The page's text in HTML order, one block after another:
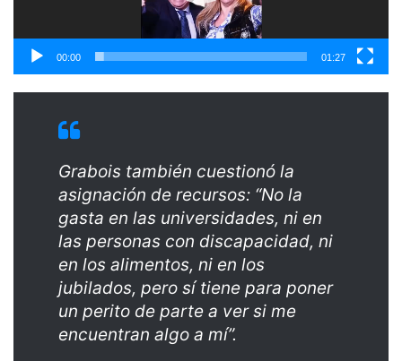
00:00 01:27
Grabois también cuestionó la
asignación de recursos: “No la
gasta en las universidades, ni en
las personas con discapacidad, ni
en los alimentos, ni en los
jubilados, pero sí tiene para poner
un perito de parte a ver si me
encuentran algo a mí”.